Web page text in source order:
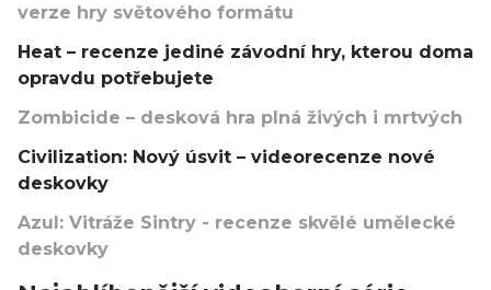
verze hry světového formátu
Heat – recenze jediné závodní hry, kterou doma
opravdu potřebujete
Zombicide – desková hra plná živých i mrtvých
Civilization: Nový úsvit – videorecenze nové
deskovky
Azul: Vitráže Sintry - recenze skvělé umělecké
deskovky